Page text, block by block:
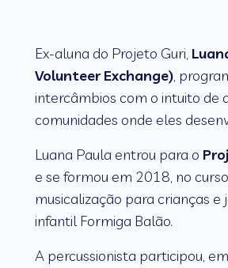
Ex-aluna do Projeto Guri,
Volunteer Exchange),
intercâmbios com o intuito de
comunidades onde eles
Luana Paula entrou para o
e se formou em 2018, no
musicalização para crianças e
infantil Formiga Balão.
A percussionista participou,